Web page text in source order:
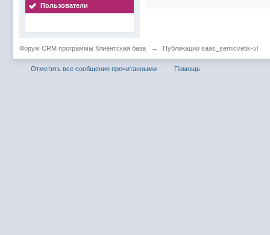
Пользователи
Форум CRM программы Клиентская база → Публикации saas_semicvetik-vl
Отметить все сообщения прочитанными Помощь